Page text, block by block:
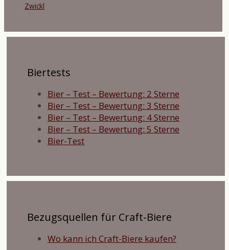
Zwickl
Biertests
Bier – Test – Bewertung: 2 Sterne
Bier – Test – Bewertung: 3 Sterne
Bier – Test – Bewertung: 4 Sterne
Bier – Test – Bewertung: 5 Sterne
Bier-Test
Bezugsquellen für Craft-Biere
Wo kann ich Craft-Biere kaufen?